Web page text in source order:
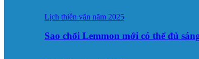
Lịch thiên văn năm 2025
Sao chổi Lemmon mới có thể đủ